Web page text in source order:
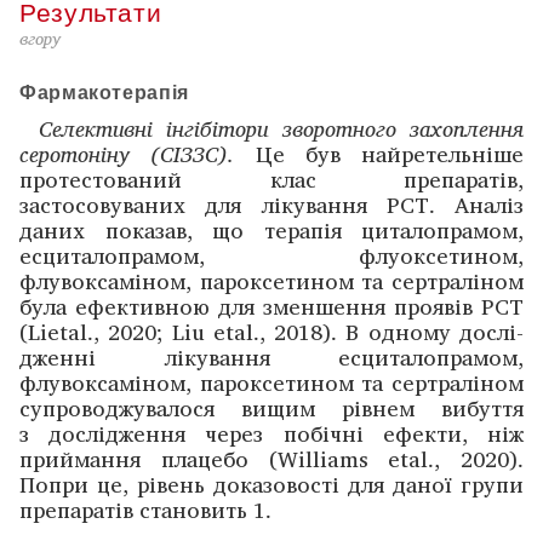
Результати
вгору
Фармакотерапія
Селективні інгібітори зворотного захоплення
серотоніну (СІЗЗС). Це був найретельніше
протестований клас препаратів,
застосовуваних для лікування РСТ. Аналіз
даних показав, що терапія циталопрамом,
есциталопрамом, флуоксетином,
флувоксаміном, пароксетином та сертраліном
була ефективною для зменшення проя­вів РСТ
(Lietal., 2020; Liu etal., 2018). В одному дослі­
дженні лікування есциталопрамом,
флувоксаміном, пароксетином та сертраліном
супрово­джувалося вищим рівнем вибуття
з дослі­дження через побічні ефекти, ніж
приймання плацебо (Williams etal., 2020).
Попри це, рівень доказовості для даної групи
препаратів становить 1.